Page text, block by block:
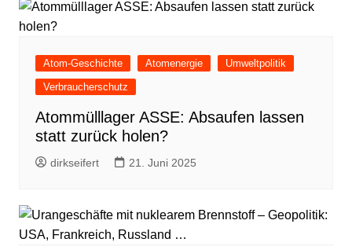
Atom-Geschichte Atomenergie
Umweltpolitik
Verbraucherschutz
Atommülllager ASSE: Absaufen lassen
statt zurück holen?
dirkseifert 21. Juni 2025